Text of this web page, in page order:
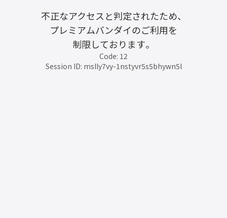
不正なアクセスと判定されたため、
プレミアムバンダイのご利用を
制限しております。
Code: 12
Session ID: mslly7vy-1nstyvr5s5bhywn5l